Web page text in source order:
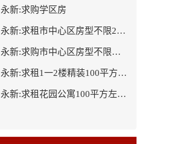
永新:求购学区房
永新:求租市中心区房型不限2室1厅中档装修
永新:求购市中心区房型不限中档装修
永新:求租1一2楼精装100平方里面基本设备不要
永新:求租花园公寓100平方左右，电梯房